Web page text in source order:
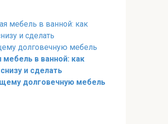
мебель в ванной: как
и сделать
долговечную мебель